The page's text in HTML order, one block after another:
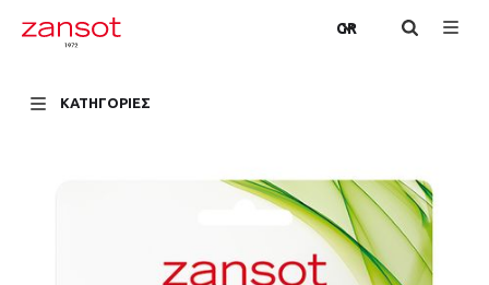
GR
ΚΑΤΗΓΟΡΙΕΣ